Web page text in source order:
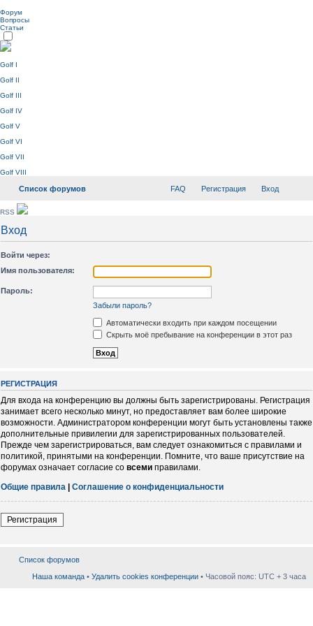
Форум
Вопросы
Статьи
Golf I
Golf II
Golf III
Golf IV
Golf V
Golf VI
Golf VII
Golf VIII
Список форумов FAQ Регистрация Вход
RSS
Вход
Войти через:
Имя пользователя:
Пароль:
Забыли пароль?
Автоматически входить при каждом посещении
Скрыть моё пребывание на конференции в этот раз
РЕГИСТРАЦИЯ
Для входа на конференцию вы должны быть зарегистрированы. Регистрация
занимает всего несколько минут, но предоставляет вам более широкие
возможности. Администратором конференции могут быть установлены также
дополнительные привилегии для зарегистрированных пользователей.
Прежде чем зарегистрироваться, вам следует ознакомиться с правилами и
политикой, принятыми на конференции. Помните, что ваше присутствие на
форумах означает согласие со всеми правилами.
Общие правила | Соглашение о конфиденциальности
Регистрация
Список форумов
Наша команда • Удалить cookies конференции • Часовой пояс: UTC + 3 часа